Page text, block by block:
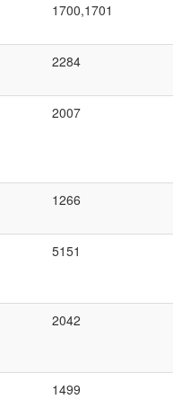
1700,1701
2284
2007
1266
5151
2042
1499